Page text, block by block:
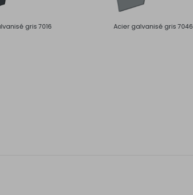
gris 7016 Acier galvanisé gris 7046